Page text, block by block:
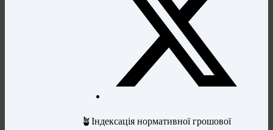
🪴Індексація нормативної грошової